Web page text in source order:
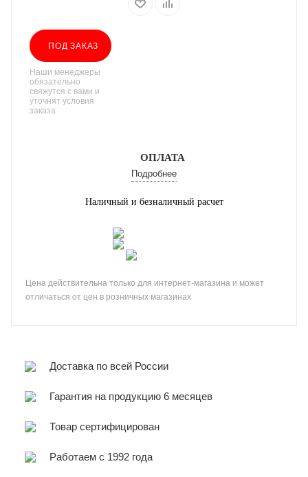
ПОД ЗАКАЗ
Наши менеджеры
обязательно
свяжутся с вами и
уточнят условия
заказа
ОПЛАТА
Подробнее
Наличный и безналичный расчет
Цена действительна только для интернет-магазина и может
отличаться от цен в розничных магазинах
Доставка по всей России
Гарантия на продукцию 6 месяцев
Товар сертифицирован
Работаем с 1992 года